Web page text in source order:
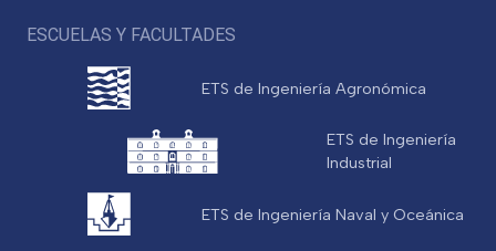
ESCUELAS Y FACULTADES
ETS de Ingeniería Agronómica
ETS de Ingeniería
Industrial
ETS de Ingeniería Naval y Oceánica